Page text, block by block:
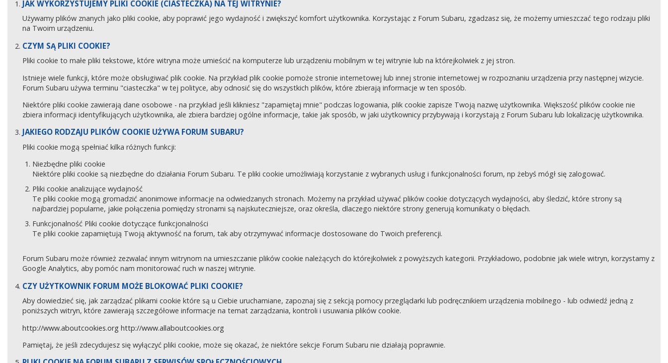
JAK WYKORZYSTUJEMY PLIKI COOKIE (CIASTECZKA) NA TEJ WITRYNIE?
Używamy plików znanych jako pliki cookie, aby poprawić jego wydajność i zwiększyć komfort użytkownika. Korzystając z Forum Subaru, zgadzasz się, że możemy umieszczać tego rodzaju pliki
na Twoim urządzeniu.
CZYM SĄ PLIKI COOKIE?
Pliki cookie to małe pliki tekstowe, które witryna może umieścić na komputerze lub urządzeniu mobilnym w tej witrynie lub na którejkolwiek z jej stron.
Istnieje wiele funkcji, które może obsługiwać plik cookie. Na przykład plik cookie pomoże stronie internetowej lub innej stronie internetowej w rozpoznaniu urządzenia przy następnej wizycie.
Forum Subaru używa terminu "ciasteczka" w tej polityce, aby odnosić się do wszystkich plików, które zbierają informacje w ten sposób.
Niektóre pliki cookie zawierają dane osobowe - na przykład jeśli klikniesz "zapamiętaj mnie" podczas logowania, plik cookie zapisze Twoją nazwę użytkownika. Większość plików cookie nie
zbiera informacji identyfikujących użytkownika, ale zbiera bardziej ogólne informacje, takie jak sposób, w jaki użytkownicy przybywają i korzystają z Forum Subaru lub lokalizację użytkownika.
JAKIEGO RODZAJU PLIKÓW COOKIE UŻYWA FORUM SUBARU?
Pliki cookie mogą spełniać kilka różnych funkcji:
Niezbędne pliki cookie
Niektóre pliki cookie są niezbędne do działania Forum Subaru. Te pliki cookie umożliwiają korzystanie z wybranych usług i funkcjonalności forum, np żebyś mógł się zalogować.
Pliki cookie analizujące wydajność
Te pliki cookie mogą gromadzić anonimowe informacje na odwiedzanych stronach. Możemy na przykład używać plików cookie dotyczących wydajności, aby śledzić, które strony są
najbardziej popularne, jakie połączenia pomiędzy stronami są najskuteczniejsze, oraz określa, dlaczego niektóre strony generują komunikaty o błędach.
Funkcjonalność Pliki cookie dotyczące funkcjonalności
Te pliki cookie zapamiętują Twoją aktywność na forum, tak aby otrzymywać informacje dostosowane do Twoich preferencji.
Forum Subaru może również zezwalać innym witrynom na umieszczanie plików cookie należących do którejkolwiek z powyższych kategorii. Przykładowo, podobnie jak wiele witryn, korzystamy z
Google Analytics, aby pomóc nam monitorować ruch w naszej witrynie.
CZY UŻYTKOWNIK FORUM MOŻE BLOKOWAĆ PLIKI COOKIE?
Aby dowiedzieć się, jak zarządzać plikami cookie które są u Ciebie uruchamiane, zapoznaj się z sekcją pomocy przeglądarki lub podręcznikiem urządzenia mobilnego - lub odwiedź jedną z
poniższych witryn, które zawierają szczegółowe informacje na temat zarządzania, kontroli i usuwania plików cookie.
http://www.aboutcookies.org http://www.allaboutcookies.org
Pamiętaj, że jeśli zdecydujesz się wyłączyć pliki cookie, może się okazać, że niektóre sekcje Forum Subaru nie działają poprawnie.